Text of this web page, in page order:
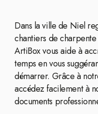
Dans la ville de Niel
chantiers de
ArtiBox vous aide à
temps en vous
démarrer. Grâce à
accédez facilement à
documents